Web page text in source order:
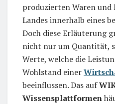
produzierten Waren und
Landes innerhalb eines
Doch diese Erläuterung
nicht nur um Quantität,
Werte, welche die
Wohlstand einer
beeinflussen. Das auf
Wissensplattformen